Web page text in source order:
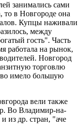
занимались сами
то в Новгороде она
Купцы наживали
между
гость". Часть
работала на рынок,
Новгород
торговлю
имело большую
вели также
Во Владимир-на-
из др. стран, "аче